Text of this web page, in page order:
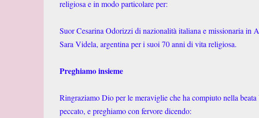
religiosa e in modo particolare per:
Suor Cesarina Odorizzi di nazionalità italiana e missionaria in
Sara Videla, argentina per i suoi 70 anni di vita religiosa.
Preghiamo insieme
Ringraziamo Dio per le meraviglie che ha compiuto nella
peccato, e preghiamo con fervore dicendo: